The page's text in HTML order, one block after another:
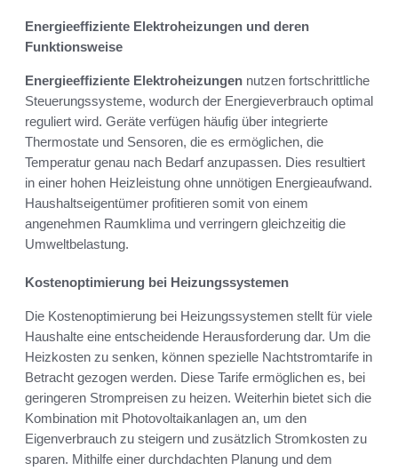
Energieeffiziente Elektroheizungen und deren
Funktionsweise
Energieeffiziente Elektroheizungen nutzen fortschrittliche
Steuerungssysteme, wodurch der Energieverbrauch optimal
reguliert wird. Geräte verfügen häufig über integrierte
Thermostate und Sensoren, die es ermöglichen, die
Temperatur genau nach Bedarf anzupassen. Dies resultiert
in einer hohen Heizleistung ohne unnötigen Energieaufwand.
Haushaltseigentümer profitieren somit von einem
angenehmen Raumklima und verringern gleichzeitig die
Umweltbelastung.
Kostenoptimierung bei Heizungssystemen
Die Kostenoptimierung bei Heizungssystemen stellt für viele
Haushalte eine entscheidende Herausforderung dar. Um die
Heizkosten zu senken, können spezielle Nachtstromtarife in
Betracht gezogen werden. Diese Tarife ermöglichen es, bei
geringeren Strompreisen zu heizen. Weiterhin bietet sich die
Kombination mit Photovoltaikanlagen an, um den
Eigenverbrauch zu steigern und zusätzlich Stromkosten zu
sparen. Mithilfe einer durchdachten Planung und dem